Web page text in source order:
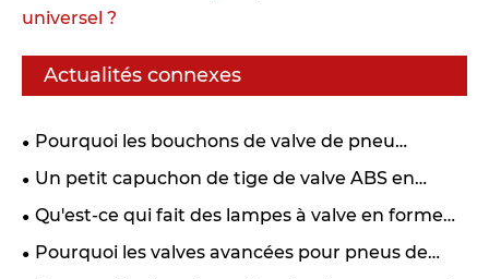
universel ?
Actualités connexes
Pourquoi les bouchons de valve de pneu
réutilisables gagnent-ils en popularité sur le
marché secondaire de l’automobile ?
Un petit capuchon de tige de valve ABS en
forme de couronne peut-il vraiment protéger vos
pneus et rehausser le style de votre véhicule ?
Qu'est-ce qui fait des lampes à valve en forme
de tête de mort un choix unique pour votre
véhicule.
Pourquoi les valves avancées pour pneus de